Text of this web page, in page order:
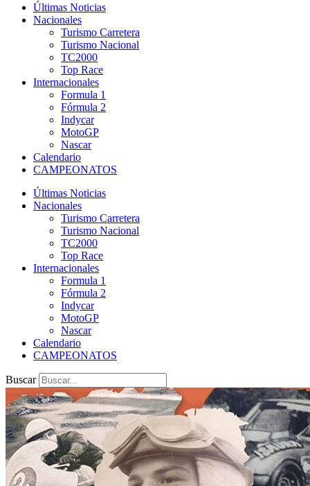
Últimas Noticias
Nacionales
Turismo Carretera
Turismo Nacional
TC2000
Top Race
Internacionales
Formula 1
Fórmula 2
Indycar
MotoGP
Nascar
Calendario
CAMPEONATOS
Últimas Noticias
Nacionales
Turismo Carretera
Turismo Nacional
TC2000
Top Race
Internacionales
Formula 1
Fórmula 2
Indycar
MotoGP
Nascar
Calendario
CAMPEONATOS
Buscar